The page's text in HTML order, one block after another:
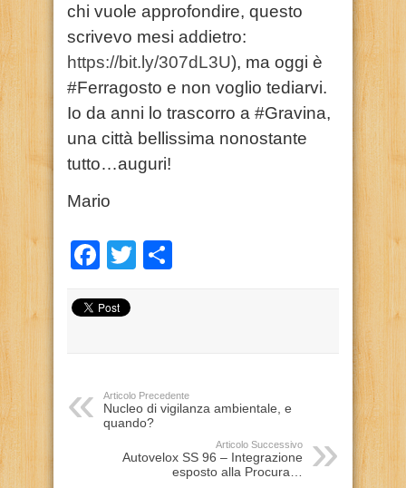
chi vuole approfondire, questo
scrivevo mesi addietro:
https://bit.ly/307dL3U), ma oggi è
#Ferragosto e non voglio tediarvi.
Io da anni lo trascorro a #Gravina,
una città bellissima nonostante
tutto…auguri!
Mario
Facebook
Twitter
Articolo Precedente
Nucleo di vigilanza ambientale, e
quando?
Articolo Successivo
Autovelox SS 96 – Integrazione
esposto alla Procura…